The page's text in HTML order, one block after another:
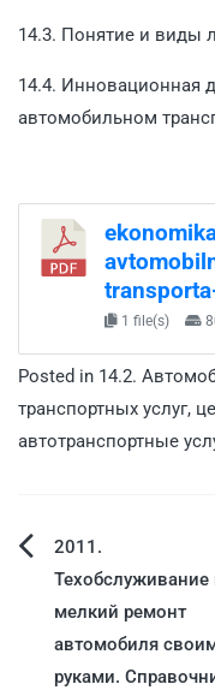
14.3. Понятие и виды
14.4. Инновационная
автомобильном
1 file(s)
Posted in 14.2.
транспортных услуг,
автотранспортные
2011.
Техобслуживание
мелкий ремонт
автомобиля
руками.